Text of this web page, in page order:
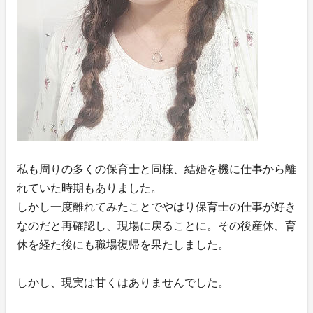
私も周りの多くの保育士と同様、結婚を機に仕事から離
れていた時期もありました。
しかし一度離れてみたことでやはり保育士の仕事が好き
なのだと再確認し、現場に戻ることに。その後産休、育
休を経た後にも職場復帰を果たしました。
しかし、現実は甘くはありませんでした。